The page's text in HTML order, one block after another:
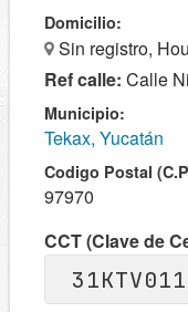
Domicilio:
Sin registro,
Ref calle: Calle
Municipio:
Tekax, Yucatán
Codigo Postal
97970
CCT (Clave de